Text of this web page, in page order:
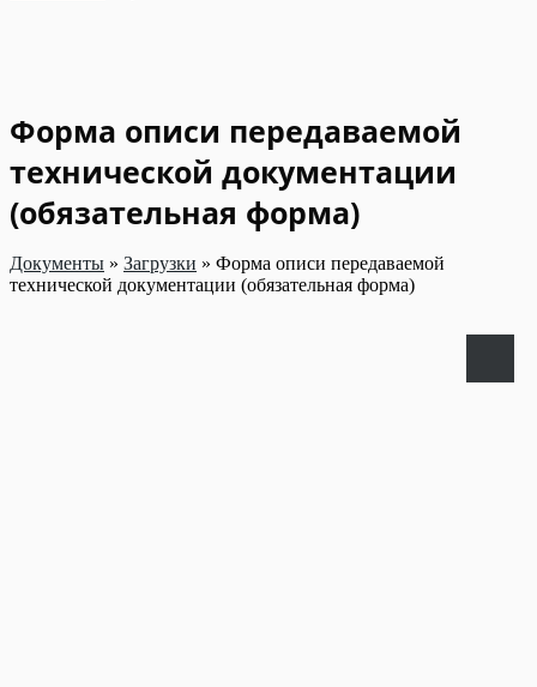
Форма описи передаваемой
технической документации
(обязательная форма)
Документы » Загрузки » Форма описи передаваемой
технической документации (обязательная форма)